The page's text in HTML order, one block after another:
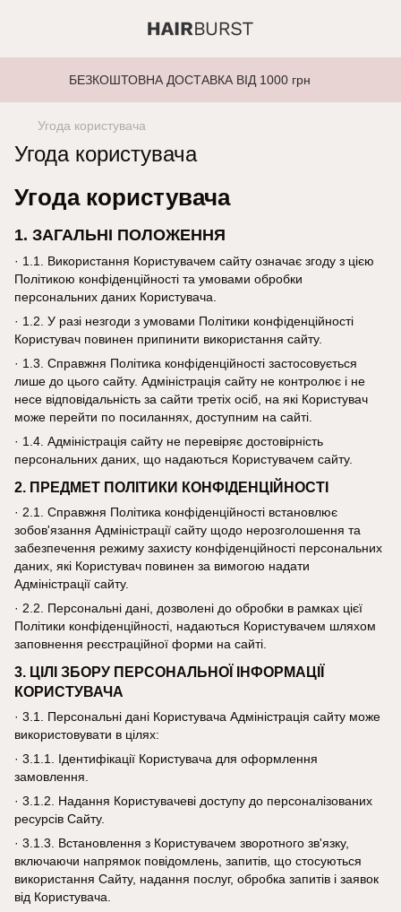
БЕЗКОШТОВНА ДОСТАВКА ВІД 1000 грн
Угода користувача
Угода користувача
Угода користувача
1. ЗАГАЛЬНІ ПОЛОЖЕННЯ
· 1.1. Використання Користувачем сайту означає згоду з цією
Політикою конфіденційності та умовами обробки
персональних даних Користувача.
· 1.2. У разі незгоди з умовами Політики конфіденційності
Користувач повинен припинити використання сайту.
· 1.3. Справжня Політика конфіденційності застосовується
лише до цього сайту. Адміністрація сайту не контролює і не
несе відповідальність за сайти третіх осіб, на які Користувач
може перейти по посиланнях, доступним на сайті.
· 1.4. Адміністрація сайту не перевіряє достовірність
персональних даних, що надаються Користувачем сайту.
2. ПРЕДМЕТ ПОЛІТИКИ КОНФІДЕНЦІЙНОСТІ
· 2.1. Справжня Політика конфіденційності встановлює
зобов'язання Адміністрації сайту щодо нерозголошення та
забезпечення режиму захисту конфіденційності персональних
даних, які Користувач повинен за вимогою надати
Адміністрації сайту.
· 2.2. Персональні дані, дозволені до обробки в рамках цієї
Політики конфіденційності, надаються Користувачем шляхом
заповнення реєстраційної форми на сайті.
3. ЦІЛІ ЗБОРУ ПЕРСОНАЛЬНОЇ ІНФОРМАЦІЇ
КОРИСТУВАЧА
· 3.1. Персональні дані Користувача Адміністрація сайту може
використовувати в цілях:
· 3.1.1. Ідентифікації Користувача для оформлення
замовлення.
· 3.1.2. Надання Користувачеві доступу до персоналізованих
ресурсів Сайту.
· 3.1.3. Встановлення з Користувачем зворотного зв'язку,
включаючи напрямок повідомлень, запитів, що стосуються
використання Сайту, надання послуг, обробка запитів і заявок
від Користувача.